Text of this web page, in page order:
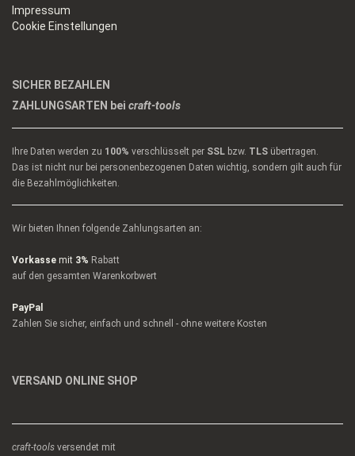
Impressum
Cookie Einstellungen
SICHER BEZAHLEN
ZAHLUNGSARTEN bei craft-tools
Ihre Daten werden zu 100% verschlüsselt per SSL bzw. TLS übertragen.
Das ist nicht nur bei personenbezogenen Daten wichtig, sondern gilt auch für
die Bezahlmöglichkeiten.
Wir bieten Ihnen folgende Zahlungsarten an:
Vorkasse mit 3% Rabatt
auf den gesamten Warenkorbwert
PayPal
Zahlen Sie sicher, einfach und schnell - ohne weitere Kosten
VERSAND ONLINE SHOP
craft-tools versendet mit